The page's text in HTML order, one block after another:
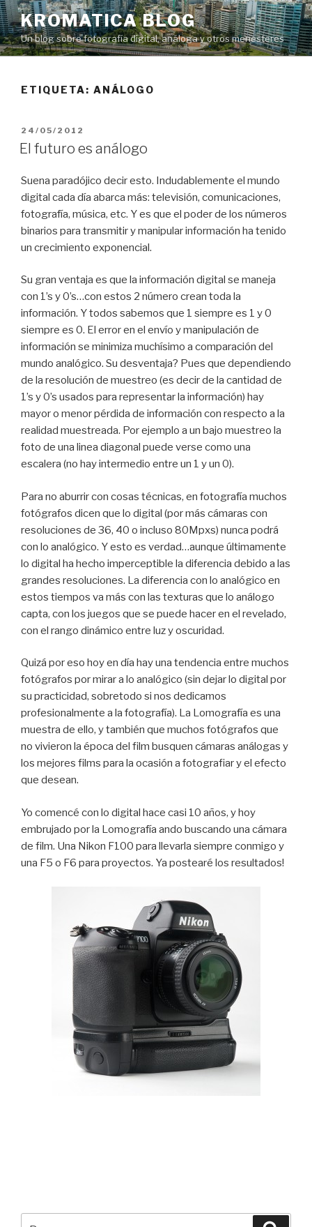
Saltar
al
contenido
KROMATICA BLOG
Un blog sobre fotografía digital, análoga y otros menesteres
ETIQUETA: ANÁLOGO
PUBLICADO
EL
24/05/2012
El futuro es análogo
Suena paradójico decir esto. Indudablemente el mundo
digital cada día abarca más: televisión, comunicaciones,
fotografía, música, etc. Y es que el poder de los números
binarios para transmitir y manipular información ha tenido
un crecimiento exponencial.
Su gran ventaja es que la información digital se maneja
con 1’s y 0’s…con estos 2 número crean toda la
información. Y todos sabemos que 1 siempre es 1 y 0
siempre es 0. El error en el envío y manipulación de
información se minimiza muchísimo a comparación del
mundo analógico. Su desventaja? Pues que dependiendo
de la resolución de muestreo (es decir de la cantidad de
1’s y 0’s usados para representar la información) hay
mayor o menor pérdida de información con respecto a la
realidad muestreada. Por ejemplo a un bajo muestreo la
foto de una linea diagonal puede verse como una
escalera (no hay intermedio entre un 1 y un 0).
Para no aburrir con cosas técnicas, en fotografía muchos
fotógrafos dicen que lo digital (por más cámaras con
resoluciones de 36, 40 o incluso 80Mpxs) nunca podrá
con lo analógico. Y esto es verdad…aunque últimamente
lo digital ha hecho imperceptible la diferencia debido a las
grandes resoluciones. La diferencia con lo analógico en
estos tiempos va más con las texturas que lo análogo
capta, con los juegos que se puede hacer en el revelado,
con el rango dinámico entre luz y oscuridad.
Quizá por eso hoy en día hay una tendencia entre muchos
fotógrafos por mirar a lo analógico (sin dejar lo digital por
su practicidad, sobretodo si nos dedicamos
profesionalmente a la fotografía). La Lomografía es una
muestra de ello, y también que muchos fotógrafos que
no vivieron la época del film busquen cámaras análogas y
los mejores films para la ocasión a fotografiar y el efecto
que desean.
Yo comencé con lo digital hace casi 10 años, y hoy
embrujado por la Lomografía ando buscando una cámara
de film. Una Nikon F100 para llevarla siempre conmigo y
una F5 o F6 para proyectos. Ya postearé los resultados!